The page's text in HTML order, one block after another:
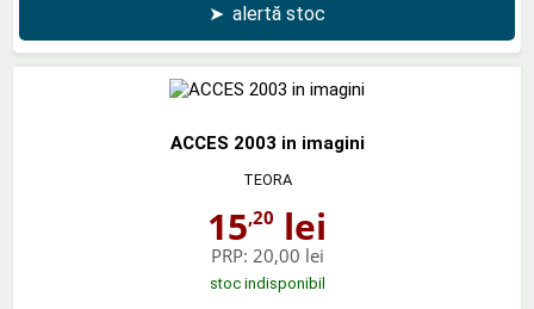
➤ alertă stoc
ACCES 2003 in imagini
TEORA
15,20 lei
PRP: 20,00 lei
stoc indisponibil